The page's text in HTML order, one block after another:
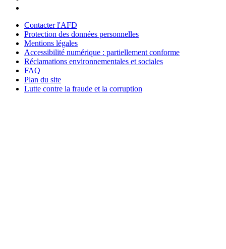
Contacter l'AFD
Protection des données personnelles
Mentions légales
Accessibilité numérique : partiellement conforme
Réclamations environnementales et sociales
FAQ
Plan du site
Lutte contre la fraude et la corruption